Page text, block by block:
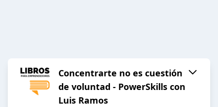
Concentrarte no es cuestión
de voluntad - PowerSkills con
Luis Ramos